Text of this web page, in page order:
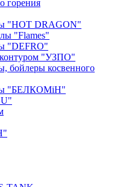
горения
"HOT DRAGON"
"Flames"
"DEFRO"
контуром "УЗПО"
бойлеры косвенного
"БЕЛКОМiН"